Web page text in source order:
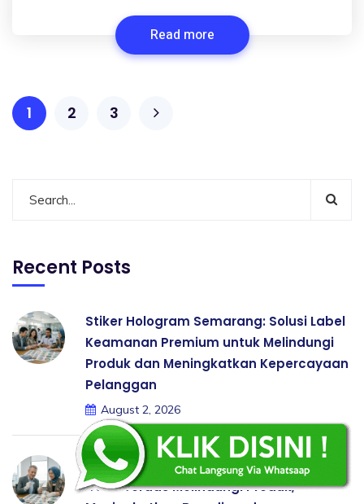
Read more
1 2 3
Recent Posts
Stiker Hologram Semarang: Solusi Label
Keamanan Premium untuk Melindungi
Produk dan Meningkatkan Kepercayaan
Pelanggan
August 2, 2026
Stiker Hologram Jakarta Berkualitas:
Cara Cerdas Melindungi Produk,